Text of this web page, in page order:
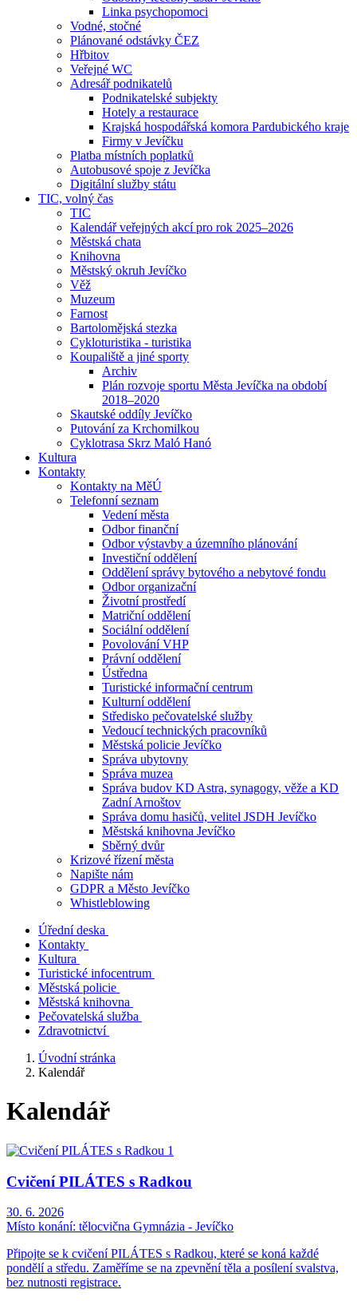
Linka psychopomoci
Vodné, stočné
Plánované odstávky ČEZ
Hřbitov
Veřejné WC
Adresář podnikatelů
Podnikatelské subjekty
Hotely a restaurace
Krajská hospodářská komora Pardubického kraje
Firmy v Jevíčku
Platba místních poplatků
Autobusové spoje z Jevíčka
Digitální služby státu
TIC, volný čas
TIC
Kalendář veřejných akcí pro rok 2025–2026
Městská chata
Knihovna
Městský okruh Jevíčko
Věž
Muzeum
Farnost
Bartolomějská stezka
Cykloturistika - turistika
Koupaliště a jiné sporty
Archiv
Plán rozvoje sportu Města Jevíčka na období
2018–2020
Skautské oddíly Jevíčko
Putování za Krchomilkou
Cyklotrasa Skrz Maló Hanó
Kultura
Kontakty
Kontakty na MěÚ
Telefonní seznam
Vedení města
Odbor finanční
Odbor výstavby a územního plánování
Investiční oddělení
Oddělení správy bytového a nebytové fondu
Odbor organizační
Životní prostředí
Matriční oddělení
Sociální oddělení
Povolování VHP
Právní oddělení
Ústředna
Turistické informační centrum
Kulturní oddělení
Středisko pečovatelské služby
Vedoucí technických pracovníků
Městská policie Jevíčko
Správa ubytovny
Správa muzea
Správa budov KD Astra, synagogy, věže a KD
Zadní Arnoštov
Správa domu hasičů, velitel JSDH Jevíčko
Městská knihovna Jevíčko
Sběrný dvůr
Krizové řízení města
Napište nám
GDPR a Město Jevíčko
Whistleblowing
Úřední deska
Kontakty
Kultura
Turistické infocentrum
Městská policie
Městská knihovna
Pečovatelská služba
Zdravotnictví
Úvodní stránka
Kalendář
Kalendář
Cvičení PILÁTES s Radkou
30. 6. 2026
Místo konání: tělocvična Gymnázia - Jevíčko
Připojte se k cvičení PILÁTES s Radkou, které se koná každé
pondělí a středu. Zaměříme se na zpevnění těla a posílení svalstva,
bez nutnosti registrace.